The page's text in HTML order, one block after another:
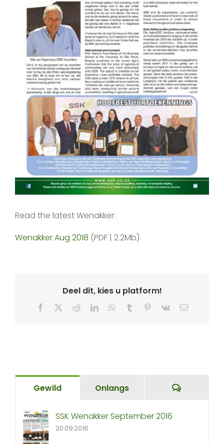
Read the latest Wenakker:
Wenakker Aug 2018 (PDF | 2.2Mb)
Deel dit, kies u platform!
Facebook RedditLinkedInWhatsApp
Tumblr Pinterest
Vk Email
Gewild Onlangs
SSK Wenakker September 2016
20.09.2016